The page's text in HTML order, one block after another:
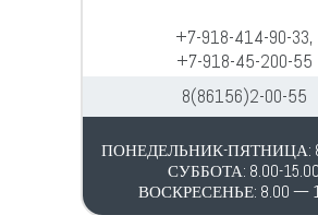
+7-918-414-90-33,
+7-918-45-200-55
8(86156)2-00-55
ПОНЕДЕЛЬНИК-ПЯТНИЦА:
СУББОТА: 8.00-15.00
ВОСКРЕСЕНЬЕ: 8.00 —